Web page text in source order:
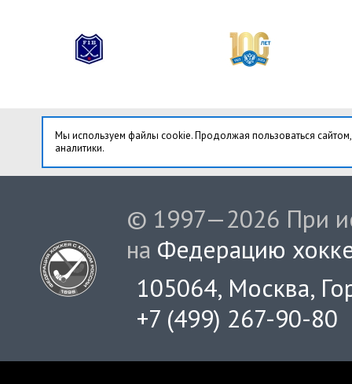
Мы используем файлы cookie. Продолжая пользоваться
аналитики.
© 1997—2026 При
на Федерацию
105064, Москва,
+7 (499) 267-90-80